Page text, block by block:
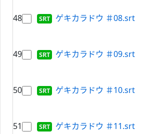
48 ゲキカラドウ ＃08.srt
49 ゲキカラドウ ＃09.srt
50 ゲキカラドウ ＃10.srt
51 ゲキカラドウ ＃11.srt